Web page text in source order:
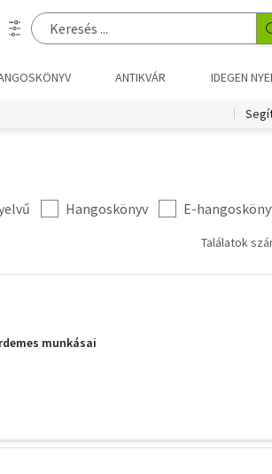
ANTIKVÁR IDEGEN
Hangoskönyv E-
Találatok
munkásai